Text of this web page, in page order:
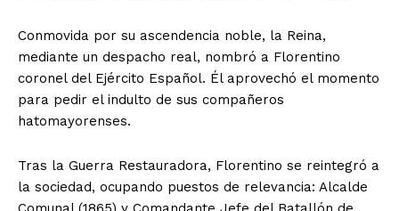
Conmovida por su ascendencia noble, la Reina,
mediante un despacho real, nombró a Florentino
coronel del Ejército Español. Él aprovechó el momento
para pedir el indulto de sus compañeros
hatomayorenses.
Tras la Guerra Restauradora, Florentino se reintegró a
la sociedad, ocupando puestos de relevancia: Alcalde